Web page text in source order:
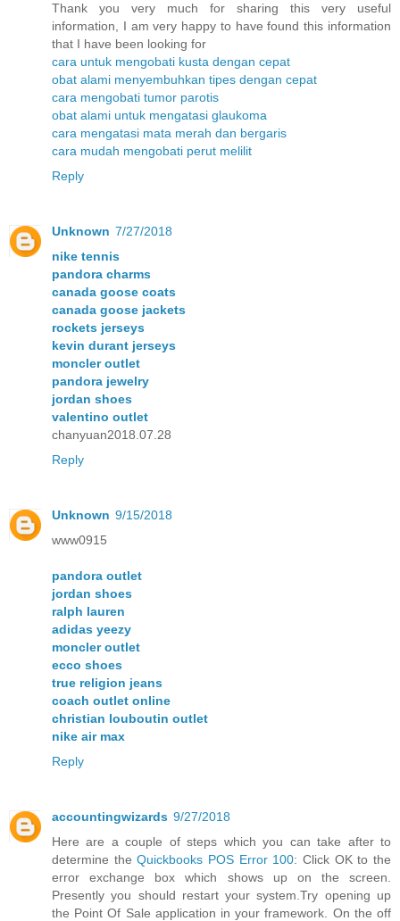
Thank you very much for sharing this very useful
information, I am very happy to have found this information
that I have been looking for
cara untuk mengobati kusta dengan cepat
obat alami menyembuhkan tipes dengan cepat
cara mengobati tumor parotis
obat alami untuk mengatasi glaukoma
cara mengatasi mata merah dan bergaris
cara mudah mengobati perut melilit
Reply
Unknown 7/27/2018
nike tennis
pandora charms
canada goose coats
canada goose jackets
rockets jerseys
kevin durant jerseys
moncler outlet
pandora jewelry
jordan shoes
valentino outlet
chanyuan2018.07.28
Reply
Unknown 9/15/2018
www0915
pandora outlet
jordan shoes
ralph lauren
adidas yeezy
moncler outlet
ecco shoes
true religion jeans
coach outlet online
christian louboutin outlet
nike air max
Reply
accountingwizards 9/27/2018
Here are a couple of steps which you can take after to
determine theQuickbooks POS Error 100: Click OK to the
error exchange box which shows up on the screen.
Presently you should restart your system.Try opening up
the Point Of Sale application in your framework. On the off